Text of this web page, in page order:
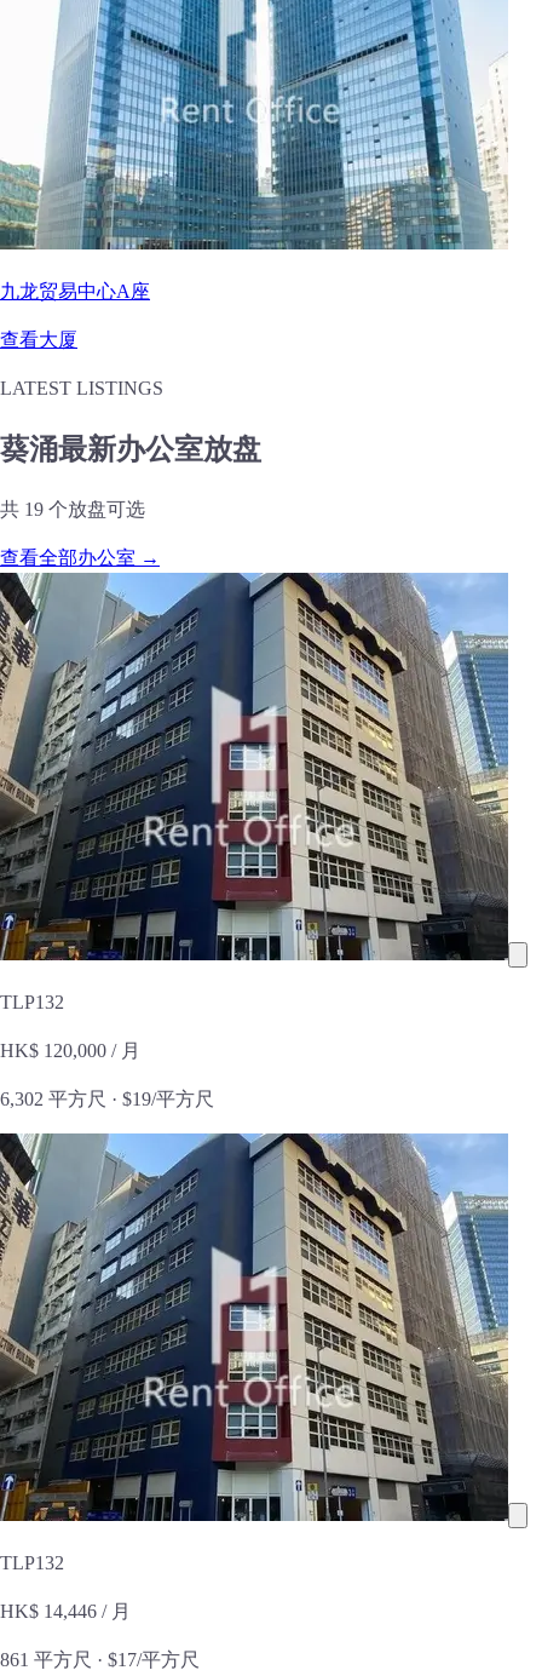
九龙贸易中心A座
查看大厦
LATEST LISTINGS
葵涌最新办公室放盘
共 19 个放盘可选
查看全部办公室 →
TLP132
HK$ 120,000 / 月
6,302 平方尺 · $19/平方尺
TLP132
HK$ 14,446 / 月
861 平方尺 · $17/平方尺